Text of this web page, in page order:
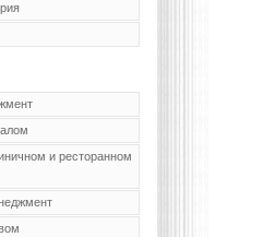
и ресторанном